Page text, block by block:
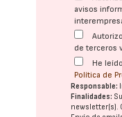
avisos
de terceros
He
Política de
Responsable:
Finalidades:
newsletter(s).